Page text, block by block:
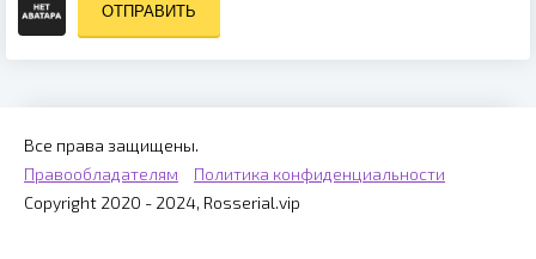
ОТПРАВИТЬ
Все права защищены.
Правообладателям
Политика конфиденциальности
Copyright 2020 - 2024, Rosserial.vip